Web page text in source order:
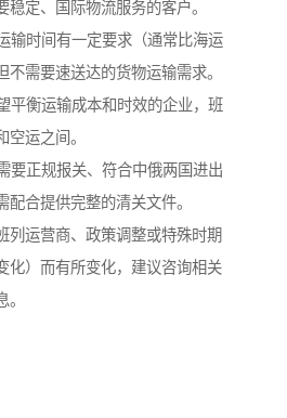
稳定、国际物流服务的客户。
输时间有一定要求（通常比海运
不需要速送达的货物运输需求。
平衡运输成本和时效的企业，班
空运之间。
要正规报关、符合中俄两国进出
配合提供完整的清关文件。
列运营商、政策调整或特殊时期
化）而有所变化，建议咨询相关